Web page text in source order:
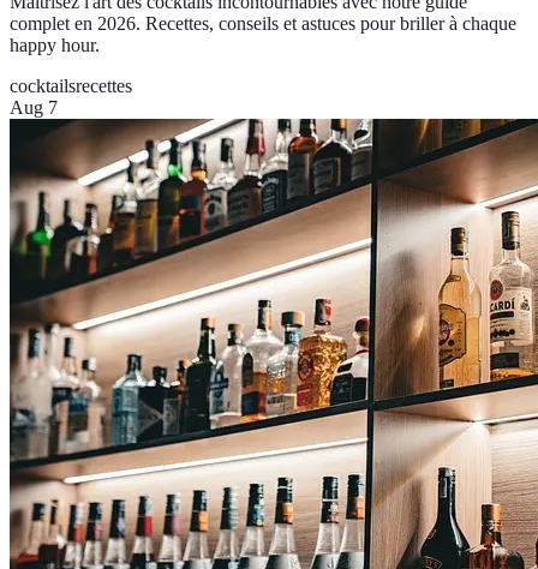
complet en 2026. Recettes, conseils et astuces pour briller à chaque
happy hour.
cocktailsrecettes
Aug 7